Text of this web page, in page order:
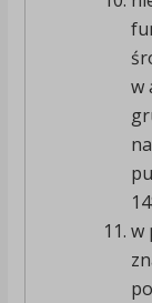
w
w